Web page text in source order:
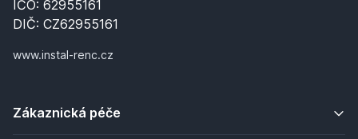
IČO: 62955161
DIČ: CZ62955161
www.instal-renc.cz
Zákaznická péče